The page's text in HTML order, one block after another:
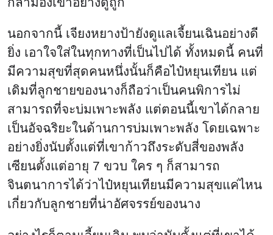
นอกจากนี้ เจียงหยางป้ายังดูแลเจี้ยนเฉินอย่างดี
ยิ่ง เอาใจใส่ในทุกทางที่เป็นไปได้ ทั้งหมดนี้ คนที่
มีความสุขที่สุดคนหนึ่งนั้นก็คือไป๋หยุนเทียน แต่
เดิมที่ลูกชายของนางก็ถือว่าเป็นคนพิการไม่
สามารถที่จะบ่มเพาะพลัง แต่ตอนนี้เขาได้กลาย
เป็นอัจฉริยะในด้านการบ่มเพาะพลัง โดยเฉพาะ
อย่างยิ่งนับตั้งแต่ที่เขาก้าวถึงระดับสี่ของพลัง
เซียนตั้งแต่อายุ 7 ขวบ ใคร ๆ ก็สามารถ
จินตนาการได้ว่าไป๋หยุนเทียนมีความสุขแค่ไหน
เกี่ยวกับลูกชายที่น่าอัศจรรย์ของนาง